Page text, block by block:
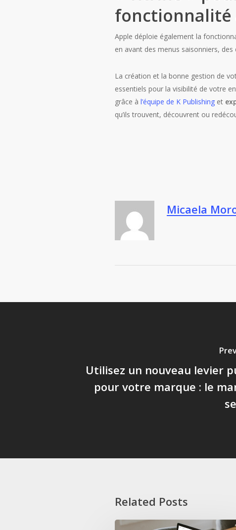
Apple déploie également la
en avant des menus saisonniers,
La création et la bonne gestion de
essentiels pour la visibilité de votre
grâce à l’équipe de K Publishing et
qu’ils trouvent, découvrent ou
Micaela
Utilisez un nouveau levier
pour votre marque : le
Related Posts
Pourquoi créer une fiche Google My